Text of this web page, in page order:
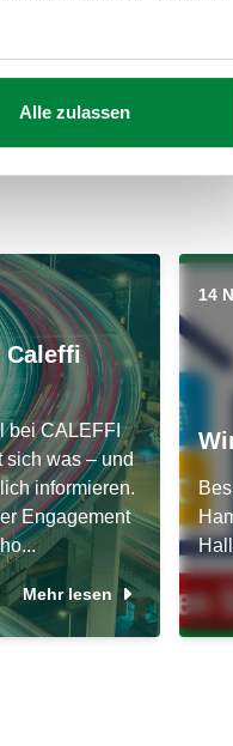
Alle zulassen
Caleffi
bei CALEFFI
sich was – und
informieren.
Engagement
Mehr lesen
14